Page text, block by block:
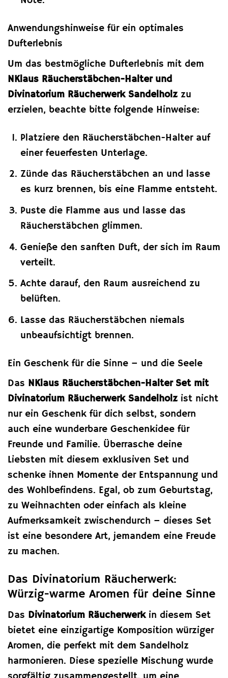
Anwendungshinweise für ein optimales
Dufterlebnis
Um das bestmögliche Dufterlebnis mit dem
NKlaus Räucherstäbchen-Halter und
Divinatorium Räucherwerk Sandelholz zu
erzielen, beachte bitte folgende Hinweise:
Platziere den Räucherstäbchen-Halter auf
einer feuerfesten Unterlage.
Zünde das Räucherstäbchen an und lasse
es kurz brennen, bis eine Flamme entsteht.
Puste die Flamme aus und lasse das
Räucherstäbchen glimmen.
Genieße den sanften Duft, der sich im Raum
verteilt.
Achte darauf, den Raum ausreichend zu
belüften.
Lasse das Räucherstäbchen niemals
unbeaufsichtigt brennen.
Ein Geschenk für die Sinne – und die Seele
Das NKlaus Räucherstäbchen-Halter Set mit
Divinatorium Räucherwerk Sandelholz ist nicht
nur ein Geschenk für dich selbst, sondern
auch eine wunderbare Geschenkidee für
Freunde und Familie. Überrasche deine
Liebsten mit diesem exklusiven Set und
schenke ihnen Momente der Entspannung und
des Wohlbefindens. Egal, ob zum Geburtstag,
zu Weihnachten oder einfach als kleine
Aufmerksamkeit zwischendurch – dieses Set
ist eine besondere Art, jemandem eine Freude
zu machen.
Das Divinatorium Räucherwerk:
Würzig-warme Aromen für deine Sinne
Das Divinatorium Räucherwerkin diesem Set
bietet eine einzigartige Komposition würziger
Aromen, die perfekt mit dem Sandelholz
harmonieren. Diese spezielle Mischung wurde